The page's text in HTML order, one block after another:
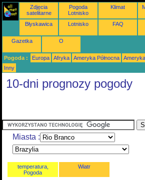
Zdjęcia
satelitarne
Pogoda
Lotnisko
Klimat
Błyskawica Lotnisko FAQ
Gazetka O
Pogoda : Europa Afryka Ameryka Północna
Inny
10-dni prognozy pogody
Miasta :
temperatura,
Pogoda
Wiatr